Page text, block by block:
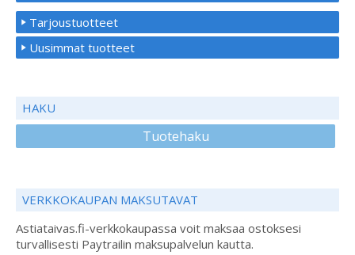
Tarjoustuotteet
Uusimmat tuotteet
HAKU
Tuotehaku
VERKKOKAUPAN MAKSUTAVAT
Astiataivas.fi-verkkokaupassa voit maksaa ostoksesi
turvallisesti Paytrailin maksupalvelun kautta.